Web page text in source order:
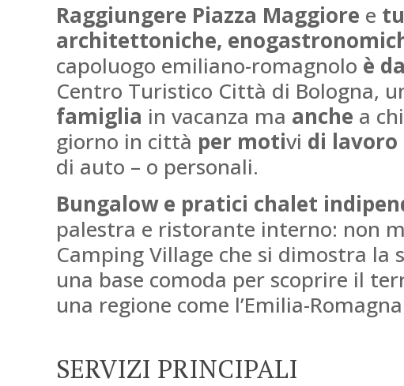
Raggiungere Piazza Maggiore e
architettoniche,
capoluogo emiliano-romagnolo è
Centro Turistico Città di Bologna,
famiglia in vacanza ma anche a
giorno in città per motivi di lavoro
di auto – o personali.
Bungalow e pratici chalet
palestra e ristorante interno: non
Camping Village che si dimostra la
una base comoda per scoprire il
una regione come l’Emilia-
SERVIZI PRINCIPALI